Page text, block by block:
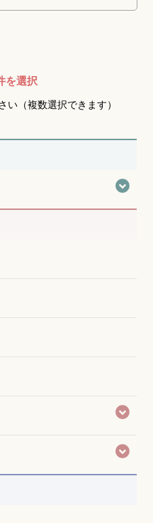
を選択
い（複数選択できます）